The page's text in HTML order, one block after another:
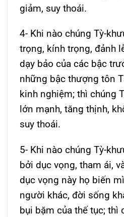
giảm, suy thoái.
4- Khi nào chúng Tỳ-
trọng, kính trọng, đảnh
dạy bảo của các bậc
những bậc thượng tôn
kinh nghiệm; thì chúng
lớn mạnh, tăng thịnh,
suy thoái.
5- Khi nào chúng Tỳ-
bởi dục vọng, tham ái,
dục vọng này họ biến
người khác, đời sống
bụi bặm của thế tục; thì